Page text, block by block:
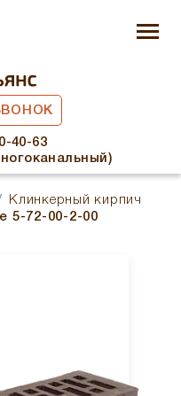
40-63
Клинкерный кирпич
5-72-00-2-00